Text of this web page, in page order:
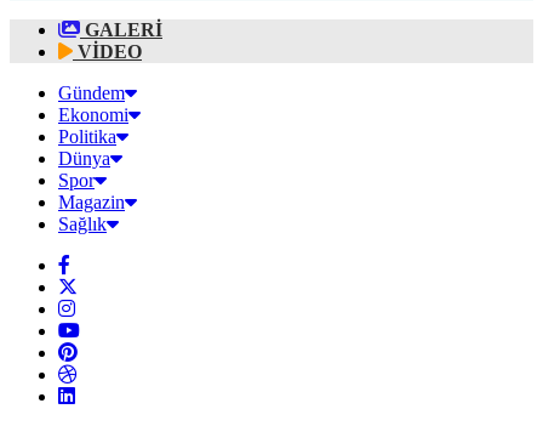
GALERİ
VİDEO
Gündem
Ekonomi
Politika
Dünya
Spor
Magazin
Sağlık